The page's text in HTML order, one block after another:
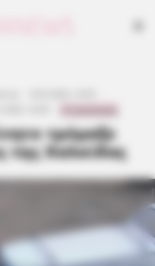
τρόμαξε
της Χαλκίδας